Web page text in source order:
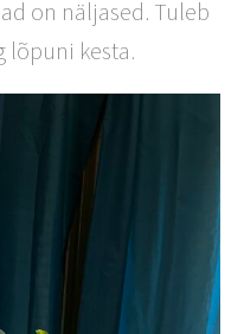
on näljased. Tuleb
lõpuni kesta.